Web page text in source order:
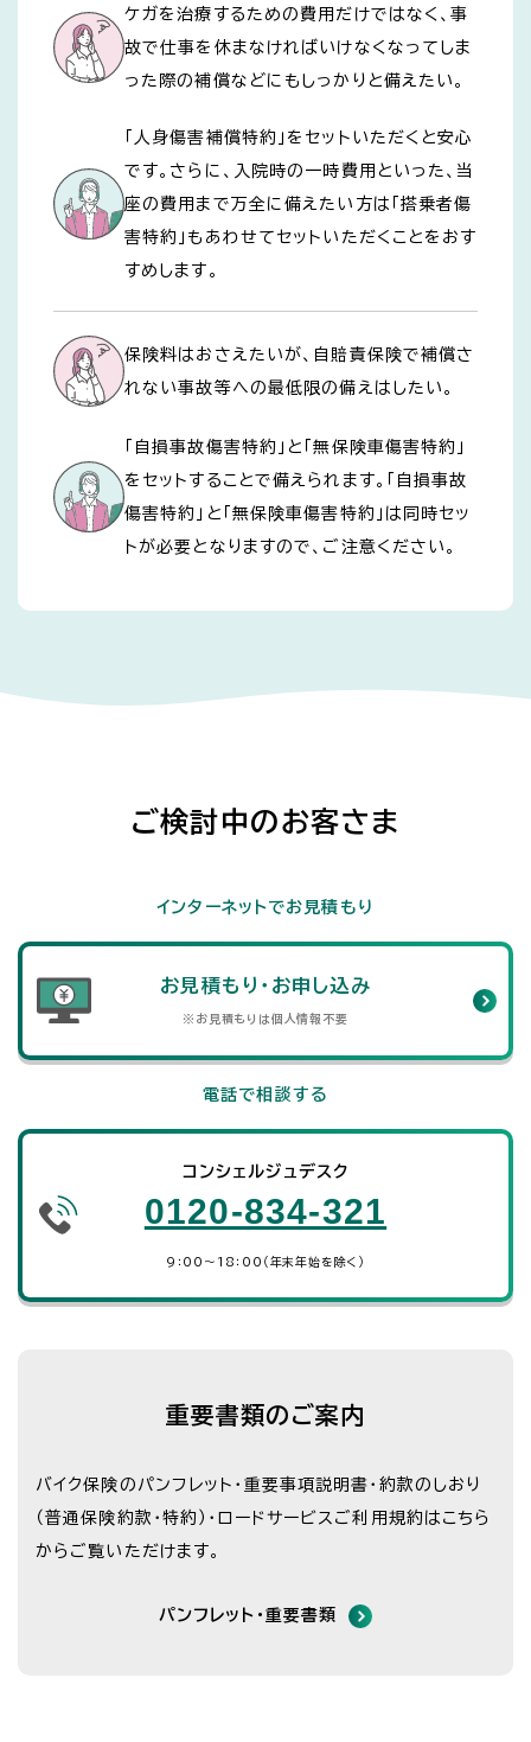
ケガを治療するための費用だけではなく、事
故で仕事を休まなければいけなくなってしま
った際の補償などにもしっかりと備えたい。
「人身傷害補償特約」をセットいただくと安心
です。さらに、入院時の一時費用といった、当
座の費用まで万全に備えたい方は「搭乗者傷
害特約」もあわせてセットいただくことをおす
すめします。
保険料はおさえたいが、自賠責保険で補償さ
れない事故等への最低限の備えはしたい。
「自損事故傷害特約」と「無保険車傷害特約」
をセットすることで備えられます。「自損事故
傷害特約」と「無保険車傷害特約」は同時セッ
トが必要となりますので、ご注意ください。
ご検討中のお客さま
インターネットでお見積もり
お見積もり・お申し込み
※お見積もりは個人情報不要
電話で相談する
コンシェルジュデスク
0120-834-321
9：00～18：00（年末年始を除く）
重要書類のご案内
バイク保険のパンフレット・重要事項説明書・約款のしおり
（普通保険約款・特約）・ ロードサービスご利用規約はこちら
からご覧いただけます。
パンフレット・重要書類